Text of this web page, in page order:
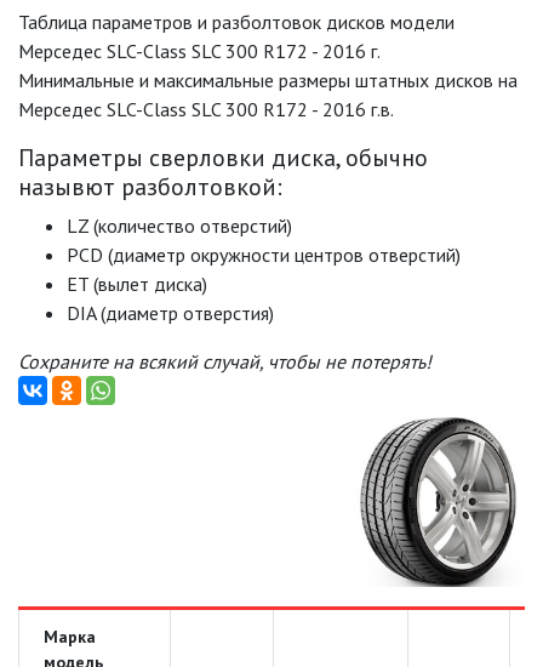
Таблица параметров и разболтовок дисков модели
Мерседес SLC-Class SLC 300 R172 - 2016 г.
Минимальные и максимальные размеры штатных дисков на
Мерседес SLC-Class SLC 300 R172 - 2016 г.в.
Параметры сверловки диска, обычно
назывют разболтовкой:
LZ (количество отверстий)
PCD (диаметр окружности центров отверстий)
ET (вылет диска)
DIA (диаметр отверстия)
Сохраните на всякий случай, чтобы не потерять!
Марка
модель